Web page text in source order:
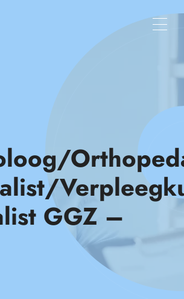
Vacatures
Wat wij doen
Team
Inzichten
GGZ –